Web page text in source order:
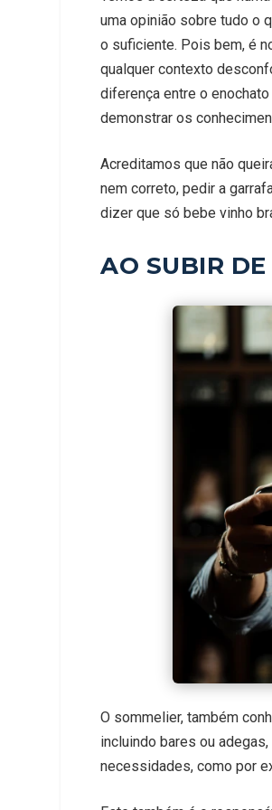
uma opinião sobre tudo o
o suficiente. Pois bem, é
qualquer contexto
diferença entre o
demonstrar os
Acreditamos que não
nem correto, pedir a
dizer que só bebe vinho
AO SUBIR
O sommelier, também
incluindo bares ou
necessidades, como por